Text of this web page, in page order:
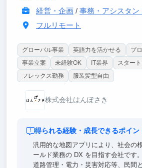
経営・企画/ 事務・アシスタン
フルリモート
グローバル事業 英語力を活かせる
プ
事業立案
未経験OK IT業界 スター
フレックス勤務
服装髪型自由
株式会社はんぽさき
得られる経験・成長できるポイン
汎用的な地図アプリにより、社会の
ールド業務の DX を目指す会社です。
道路管理・電力・災害対応等、民間